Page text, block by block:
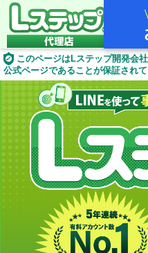
このページはLステップ開発会
公式ページであることが保証され